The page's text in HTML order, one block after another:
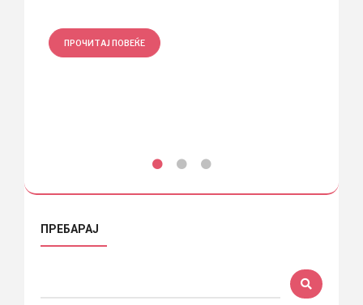
ПРОЧИТАЈ ПОВЕЌЕ
ПРЕБАРАЈ